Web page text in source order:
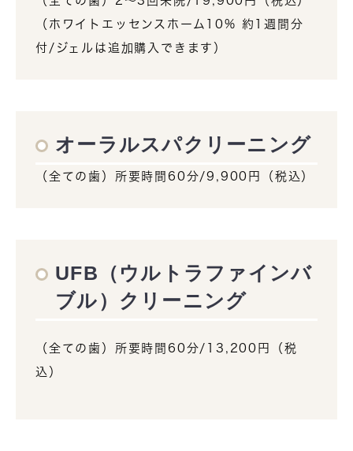
（ホワイトエッセンスホーム10% 約1週間分
付/ジェルは追加購入できます）
オーラルスパクリーニング
（全ての歯）所要時間60分/9,900円（税込）
UFB（ウルトラファインバ
ブル）クリーニング
（全ての歯）所要時間60分/13,200円（税
込）